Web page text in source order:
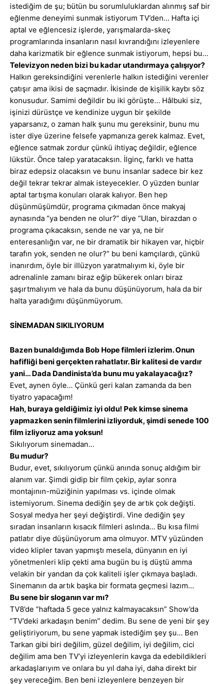
istediğim de şu; bütün bu sorumluluklardan alınmış saf bir
eğlenme deneyimi sunmak istiyorum TV’den… Hafta içi
aptal ve eğlencesiz işlerde, yarışmalarda-skeç
programlarında insanların nasıl kıvrandığını izleyenlere
daha karizmatik bir eğlence sunmak istiyorum, hepsi bu…
Televizyon neden bizi bu kadar utandırmaya çalışıyor?
Halkın gereksindiğini verenlerle halkın istediğini verenler
çatışır ama ikisi de saçmadır. İkisinde de kişilik kaybı söz
konusudur. Samimi değildir bu iki görüşte… Hâlbuki siz,
işinizi dürüstçe ve kendinize uygun bir şekilde
yaparsanız, o zaman halk şunu mu gereksinir, bunu mu
ister diye üzerine felsefe yapmanıza gerek kalmaz. Evet,
eğlence satmak zordur çünkü ihtiyaç değildir, eğlence
lükstür. Önce talep yaratacaksın. İlginç, farklı ve hatta
biraz edepsiz olacaksın ve bunu insanlar sadece bir kez
değil tekrar tekrar almak isteyecekler. O yüzden bunlar
aptal tartışma konuları olarak kalıyor. Ben hep
düşünmüşümdür, programa çıkmadan önce makyaj
aynasında “ya benden ne olur?” diye “Ulan, birazdan o
programa çıkacaksın, sende ne var ya, ne bir
enteresanlığın var, ne bir dramatik bir hikayen var, hiçbir
tarafın yok, senden ne olur?” bu beni kamçılardı, çünkü
inanırdım, öyle bir illüzyon yaratmalıyım ki, öyle bir
adrenalinle zamanı biraz eğip bükerek onları biraz
şaşırtmalıyım ve hala da bunu düşünüyorum, hala da bir
halta yaradığımı düşünmüyorum.
SİNEMADAN SIKILIYORUM
Bazen bunaldığımda Bob Hope filmleri izlerim. Onun
hafifliği beni gerçekten rahatlatır. Bir kalitesi de vardır
yani… Dada Dandinista’da bunu mu yakalayacağız?
Evet, aynen öyle… Çünkü geri kalan zamanda da ben
tiyatro yapacağım!
Hah, buraya geldiğimiz iyi oldu! Pek kimse sinema
yapmazken senin filmlerini izliyorduk, şimdi senede 100
film izliyoruz ama yoksun!
Sıkılıyorum sinemadan…
Bu mudur?
Budur, evet, sıkılıyorum çünkü anında sonuç aldığım bir
alanım var. Şimdi gidip bir film çekip, aylar sonra
montajının-müziğinin yapılması vs. içinde olmak
istemiyorum. Sinema dediğin şey de artık çok değişti.
Sosyal medya her şeyi değiştirdi. Vine dediğin şey
sıradan insanların kısacık filmleri aslında… Bu kısa filmi
patlatır diye düşünüyorum ama olmuyor. MTV yüzünden
video klipler tavan yapmıştı mesela, dünyanın en iyi
yönetmenleri klip çekti ama bugün bu iş düştü amma
velakin bir yandan da çok kaliteli işler çıkmaya başladı.
Sinemanın da artık başka bir formata geçmesi lazım…
Bu sene bir sloganın var mı?
TV8’de “haftada 5 gece yalnız kalmayacaksın” Show’da
“TV’deki arkadaşın benim” dedim. Bu sene de yeni bir şey
geliştiriyorum, bu sene yapmak istediğim şey şu… Ben
Tarkan gibi biri değilim, güzel değilim, iyi değilim, cici
değilim ama ben TV’yi izleyenlerin kavga da edebildikleri
arkadaşlarıyım ve onlara bu yıl daha iyi, daha direkt bir
şey vereceğim. Ben beni izleyenlere benzeyen bir